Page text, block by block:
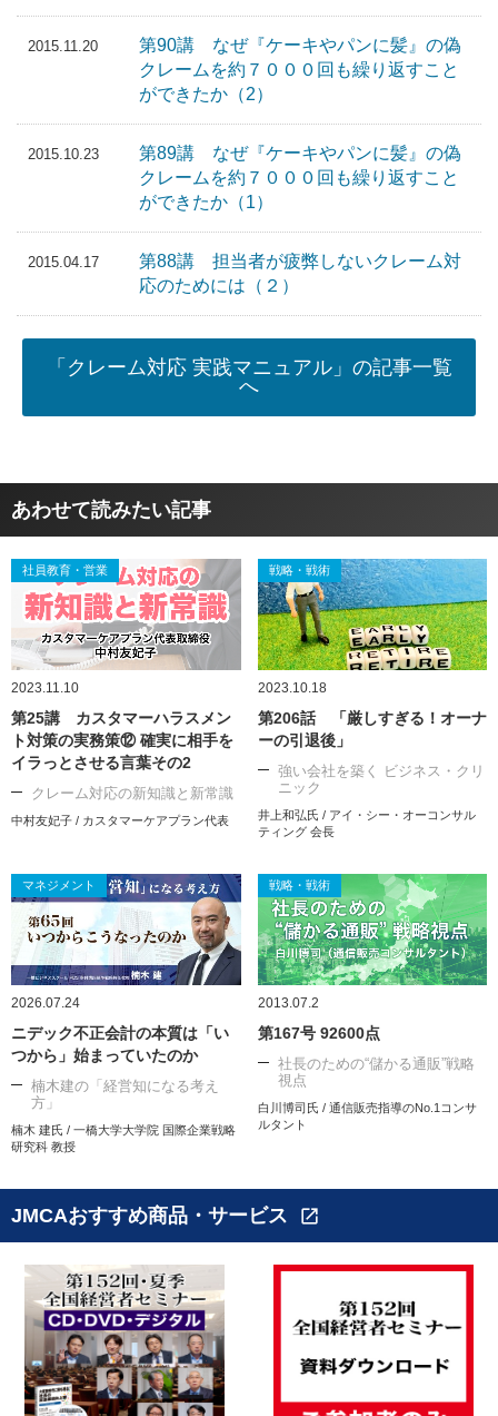
2015.11.20
第90講 なぜ『ケーキやパンに髪』の偽
クレームを約７０００回も繰り返すこと
ができたか（2）
2015.10.23
第89講 なぜ『ケーキやパンに髪』の偽
クレームを約７０００回も繰り返すこと
ができたか（1）
2015.04.17
第88講 担当者が疲弊しないクレーム対
応のためには（２）
「クレーム対応 実践マニュアル」の記事一覧
へ
あわせて読みたい記事
社員教育・営業
2023.11.10
第25講 カスタマーハラスメン
ト対策の実務策⑫ 確実に相手を
イラっとさせる言葉その2
クレーム対応の新知識と新常識
中村友妃子 / カスタマーケアプラン代表
戦略・戦術
2023.10.18
第206話 「厳しすぎる！オーナ
ーの引退後」
強い会社を築く ビジネス・クリ
ニック
井上和弘氏 / アイ・シー・オーコンサル
ティング 会長
マネジメント
2026.07.24
ニデック不正会計の本質は「い
つから」始まっていたのか
楠木建の「経営知になる考え
方」
楠木 建氏 / 一橋大学大学院 国際企業戦略
研究科 教授
戦略・戦術
2013.07.2
第167号 92600点
社長のための“儲かる通販”戦略
視点
白川博司氏 / 通信販売指導のNo.1コンサ
ルタント
JMCAおすすめ商品・サービス open_in_new